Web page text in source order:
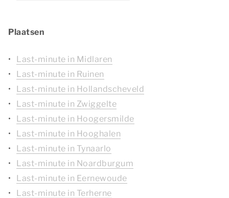
Plaatsen
Last-minute in Midlaren
Last-minute in Ruinen
Last-minute in Hollandscheveld
Last-minute in Zwiggelte
Last-minute in Hoogersmilde
Last-minute in Hooghalen
Last-minute in Tynaarlo
Last-minute in Noardburgum
Last-minute in Eernewoude
Last-minute in Terherne